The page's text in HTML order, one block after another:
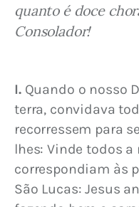
quanto é doce
Consolador!
I. Quando o nosso
terra, convidava
recorressem para
lhes: Vinde todos
correspondiam às
São Lucas: Jesus